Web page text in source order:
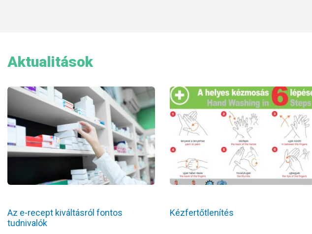
Aktualitások
Az e-recept kiváltásról fontos
tudnivalók
Kézfertőtlenítés